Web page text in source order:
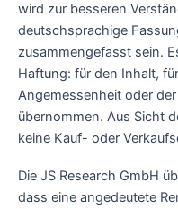
wird zur besseren
deutschsprachige
zusammengefasst sein.
Haftung: für den Inhalt,
Angemessenheit oder
übernommen. Aus Sicht
keine Kauf- oder
Die JS Research GmbH
dass eine angedeutete